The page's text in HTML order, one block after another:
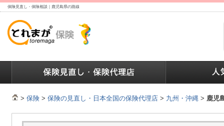
保険見直し・保険相談｜鹿児島県の路線
> 保険 > 保険の見直し・日本全国の保険代理店 > 九州・沖縄 > 鹿児